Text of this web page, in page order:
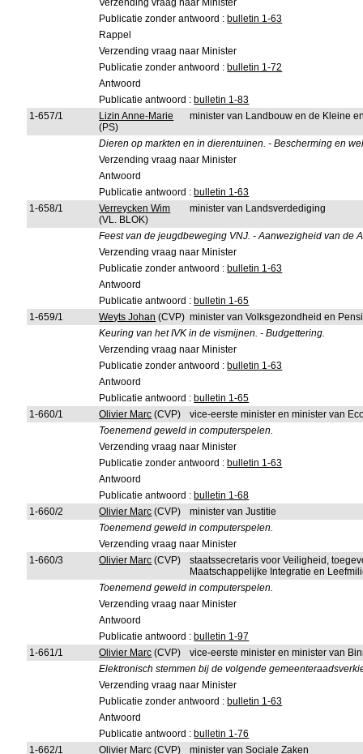
Verzending vraag naar Minister
Publicatie zonder antwoord : bulletin 1-63
Rappel
Verzending vraag naar Minister
Publicatie zonder antwoord : bulletin 1-72
Antwoord
Publicatie antwoord : bulletin 1-83
1-657/1
Lizin Anne-Marie
(PS)
minister van Landbouw en de Kleine
Dieren op markten en in dierentuinen. - Bescherming en
Verzending vraag naar Minister
Antwoord
Publicatie antwoord : bulletin 1-63
1-658/1
Verreycken Wim
(VL. BLOK)
minister van Landsverdediging
Feest van de jeugdbeweging VNJ. - Aanwezigheid van de
Verzending vraag naar Minister
Publicatie zonder antwoord : bulletin 1-63
Antwoord
Publicatie antwoord : bulletin 1-65
1-659/1
Weyts Johan (CVP) minister van Volksgezondheid en
Keuring van het IVK in de vismijnen. - Budgettering.
Verzending vraag naar Minister
Publicatie zonder antwoord : bulletin 1-63
Antwoord
Publicatie antwoord : bulletin 1-65
1-660/1
Olivier Marc (CVP)
vice-eerste minister en minister van
Toenemend geweld in computerspelen.
Verzending vraag naar Minister
Publicatie zonder antwoord : bulletin 1-63
Antwoord
Publicatie antwoord : bulletin 1-68
1-660/2
Olivier Marc (CVP)
minister van Justitie
Toenemend geweld in computerspelen.
Verzending vraag naar Minister
1-660/3
Olivier Marc (CVP)
staatssecretaris voor Veiligheid,
Maatschappelijke Integratie en
Toenemend geweld in computerspelen.
Verzending vraag naar Minister
Antwoord
Publicatie antwoord : bulletin 1-97
1-661/1
Olivier Marc (CVP)
vice-eerste minister en minister van
Elektronisch stemmen bij de volgende
Verzending vraag naar Minister
Publicatie zonder antwoord : bulletin 1-63
Antwoord
Publicatie antwoord : bulletin 1-76
1-662/1
Olivier Marc (CVP)
minister van Sociale Zaken